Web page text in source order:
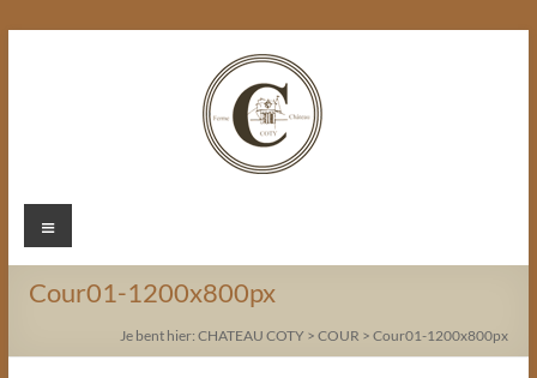
Chateau
Coty
Menu
Cour01-1200x800px
Je bent hier: CHATEAU COTY > COUR > Cour01-1200x800px